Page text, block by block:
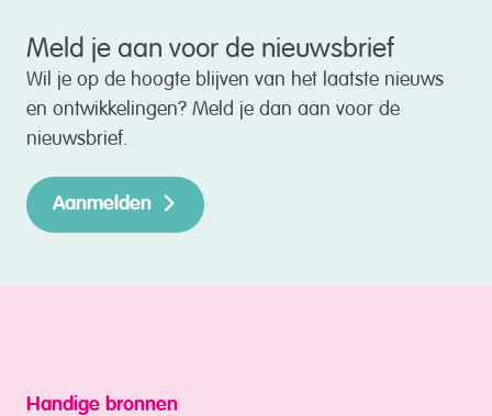
Meld je aan voor de nieuwsbrief
Wil je op de hoogte blijven van het laatste nieuws
en ontwikkelingen? Meld je dan aan voor de
nieuwsbrief.
Aanmelden
Handige bronnen